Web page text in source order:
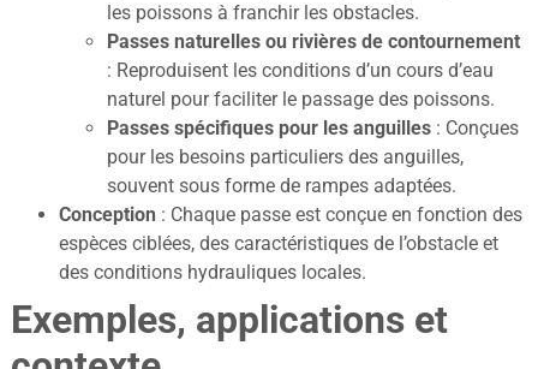
les poissons à franchir les obstacles.
Passes naturelles ou rivières de contournement
: Reproduisent les conditions d’un cours d’eau
naturel pour faciliter le passage des poissons.
Passes spécifiques pour les anguilles: Conçues
pour les besoins particuliers des anguilles,
souvent sous forme de rampes adaptées.
Conception : Chaque passe est conçue en fonction des
espèces ciblées, des caractéristiques de l’obstacle et
des conditions hydrauliques locales.
Exemples, applications et